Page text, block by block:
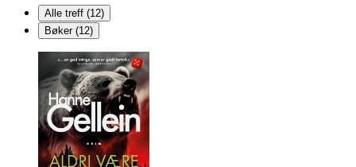
Alle treff (12)
Bøker (12)